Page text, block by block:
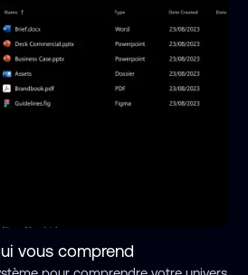
vous comprend